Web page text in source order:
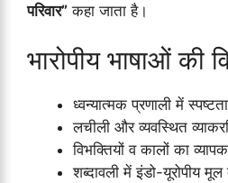
परिवार” कहा जाता है।
भारोपीय भाषाओं की
ध्वन्यात्मक प्रणाली में स्पष्टता
लचीली और व्यवस्थित
विभक्तियों व कालों का
शब्दावली में इंडो-यूरोपीय